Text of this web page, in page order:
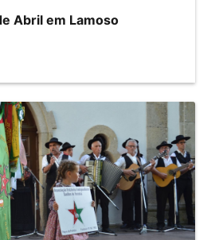
Abril em Lamoso